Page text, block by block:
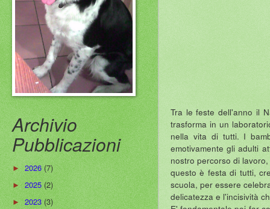
Tra le feste dell'anno il
trasforma in un
nella vita di tutti. I
emotivamente gli adulti
nostro percorso di
questo è festa di tutti,
scuola, per essere
delicatezza e l'incisività
Archivio
Pubblicazioni
►2026(7)
►2025(2)
►2023(3)